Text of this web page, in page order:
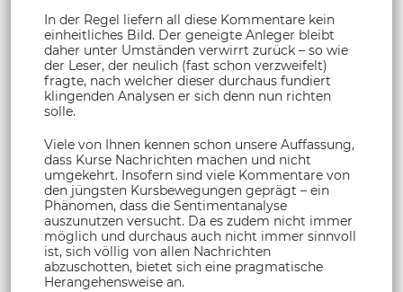
In der Regel liefern all diese Kommentare kein
einheitliches Bild. Der geneigte Anleger bleibt
daher unter Umständen verwirrt zurück – so wie
der Leser, der neulich (fast schon verzweifelt)
fragte, nach welcher dieser durchaus fundiert
klingenden Analysen er sich denn nun richten
solle.
Viele von Ihnen kennen schon unsere Auffassung,
dass Kurse Nachrichten machen und nicht
umgekehrt. Insofern sind viele Kommentare von
den jüngsten Kursbewegungen geprägt – ein
Phänomen, dass die Sentimentanalyse
auszunutzen versucht. Da es zudem nicht immer
möglich und durchaus auch nicht immer sinnvoll
ist, sich völlig von allen Nachrichten
abzuschotten, bietet sich eine pragmatische
Herangehensweise an.